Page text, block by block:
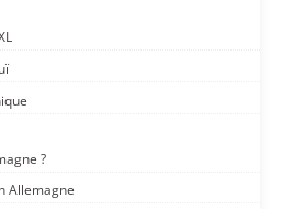
?
Allemagne